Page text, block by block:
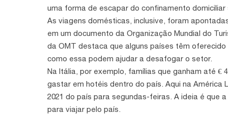
uma forma de escapar do confinamento
As viagens domésticas, inclusive, foram
em um documento da Organização Mundial do
da OMT destaca que alguns países têm
como essa podem ajudar a desafogar o setor.
Na Itália, por exemplo, famílias que ganham até €
gastar em hotéis dentro do país. Aqui na América
2021 do país para segundas-feiras. A ideia é que
para viajar pelo país.